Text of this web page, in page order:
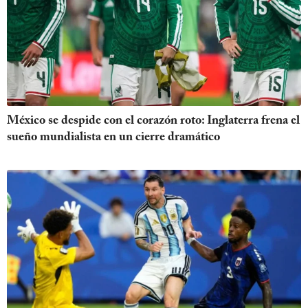
México se despide con el corazón roto: Inglaterra frena el
sueño mundialista en un cierre dramático